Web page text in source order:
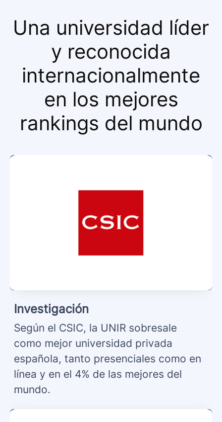
Una universidad líder
y reconocida
internacionalmente
en los mejores
rankings del mundo
Investigación
Según el CSIC, la UNIR sobresale
como mejor universidad privada
española, tanto presenciales como en
línea y en el 4% de las mejores del
mundo. ​